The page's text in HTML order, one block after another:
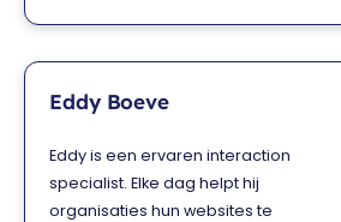
bij een full-service internetbedrijf,
begon hij in 2002 zijn eigen
Ruben geeft al twintig jaar training in
usability, infographics en de UX-tool
Sketch.
Eddy Boeve
Eddy is een ervaren interaction
specialist. Elke dag helpt hij
organisaties hun websites te